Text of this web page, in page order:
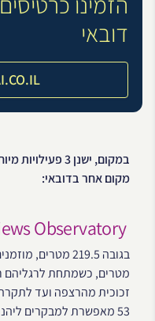
דובאי
במקום, ישנן 3
מקום אחר בדובאי:
Sky Views Observatory
מטרים, כשמתחת לרגליהם
53 מאפשרת למבקרים